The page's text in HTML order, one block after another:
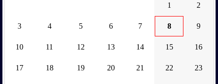
1 2
3 4 5 6 7 8 9
10 11 12 13 14 15 16
17 18 19 20 21 22 23